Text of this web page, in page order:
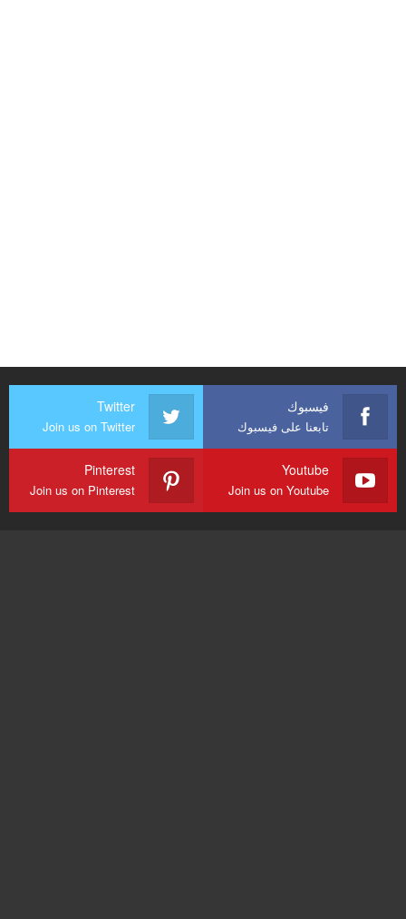
فيسبوك
تابعنا على فيسبوك
Twitter
Join us on Twitter
Youtube
Join us on Youtube
Pinterest
Join us on Pinterest